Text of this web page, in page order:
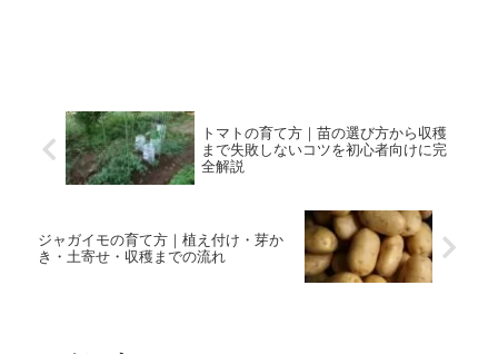
トマトの育て方｜苗の選び方から収穫
まで失敗しないコツを初心者向けに完
全解説
ジャガイモの育て方｜植え付け・芽か
き・土寄せ・収穫までの流れ